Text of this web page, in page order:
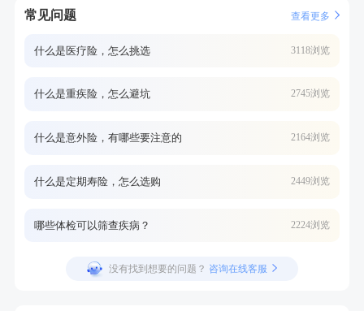
常见问题 查看更多
什么是医疗险，怎么挑选 3118浏览
什么是重疾险，怎么避坑 2745浏览
什么是意外险，有哪些要注意的 2164浏览
什么是定期寿险，怎么选购 2449浏览
哪些体检可以筛查疾病？ 2224浏览
没有找到想要的问题？ 咨询在线客服